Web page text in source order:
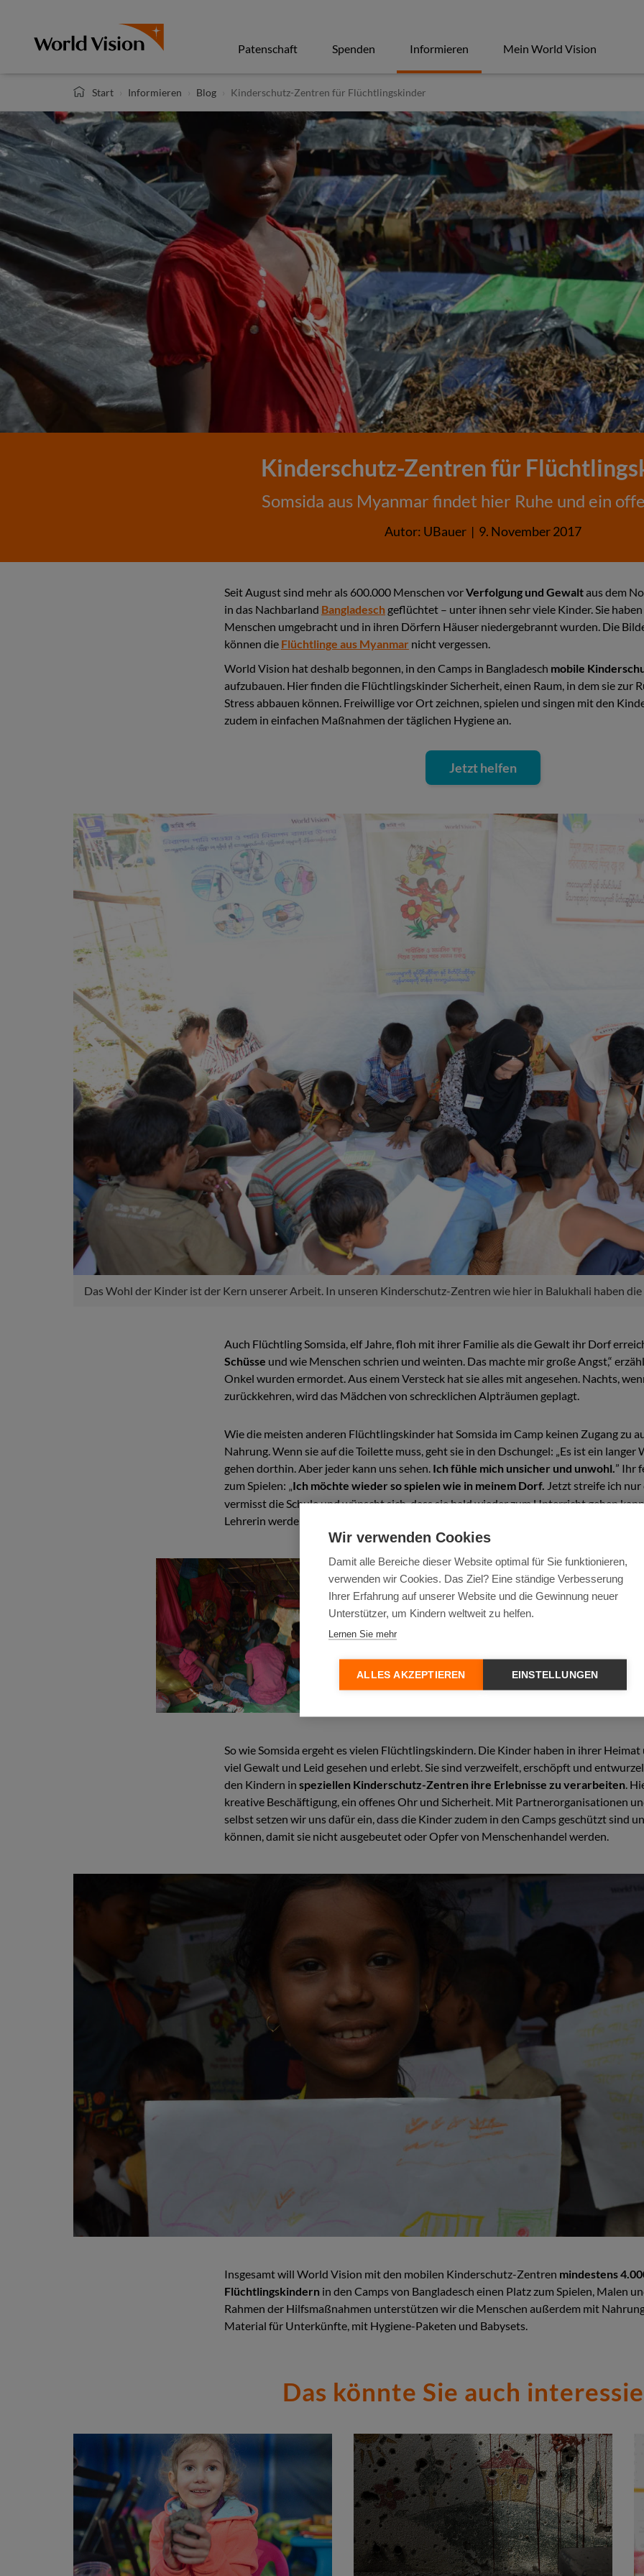
Patenschaft Spenden Informieren Mein World Vision
Start Informieren Blog Kinderschutz-Zentren für Flüchtlingskinder
Kinderschutz-Zentren für
Somsida aus Myanmar findet hier Ruhe und ein
Autor: UBauer | 9. November 2017
Seit August sind mehr als 600.000 Menschen vorVerfolgung und Gewaltaus dem
in das Nachbarland Bangladesch geflüchtet – unter ihnen sehr viele Kinder. Sie
Menschen umgebracht und in ihren Dörfern Häuser niedergebrannt wurden. Die
können die Flüchtlinge aus Myanmar nicht vergessen.
World Vision hat deshalb begonnen, in den Camps in Bangladesch mobile
aufzubauen. Hier finden die Flüchtlingskinder Sicherheit, einen Raum, in dem sie zur
Stress abbauen können. Freiwillige vor Ort zeichnen, spielen und singen mit den
zudem in einfachen Maßnahmen der täglichen Hygiene an.
Jetzt helfen
Previous
Das Wohl der Kinder ist der Kern unserer Arbeit. In unseren Kinderschutz-Zentren wie hier in Balukhali haben
Auch Flüchtling Somsida, elf Jahre, floh mit ihrer Familie als die Gewalt ihr Dorf
Schüsse und wie Menschen schrien und weinten. Das machte mir große Angst,“
Onkel wurden ermordet. Aus einem Versteck hat sie alles mit angesehen. Nachts,
zurückkehren, wird das Mädchen von schrecklichen Alpträumen geplagt.
Wie die meisten anderen Flüchtlingskinder hat Somsida im Camp keinen Zugang zu
Nahrung. Wenn sie auf die Toilette muss, geht sie in den Dschungel: „Es ist ein langer
gehen dorthin. Aber jeder kann uns sehen. Ich fühle mich unsicher und unwohl.” Ihr
zum Spielen: „Ich möchte wieder so spielen wie in meinem Dorf. Jetzt streife ich nur
vermisst die Schule und wünscht sich, dass sie bald wieder zum Unterricht gehen
Lehrerin werden. Ich gehe gern zur Schule“, sagt sie.
So wie Somsida ergeht es vielen Flüchtlingskindern. Die Kinder haben in ihrer
viel Gewalt und Leid gesehen und erlebt. Sie sind verzweifelt, erschöpft und
den Kindern in speziellen Kinderschutz-Zentren ihre Erlebnisse zu verarbeiten.
kreative Beschäftigung, ein offenes Ohr und Sicherheit. Mit Partnerorganisationen
selbst setzen wir uns dafür ein, dass die Kinder zudem in den Camps geschützt sind
können, damit sie nicht ausgebeutet oder Opfer von Menschenhandel werden.
Insgesamt will World Vision mit den mobilen Kinderschutz-Zentren mindestens
Flüchtlingskindern in den Camps von Bangladesch einen Platz zum Spielen, Malen
Rahmen der Hilfsmaßnahmen unterstützen wir die Menschen außerdem mit
Material für Unterkünfte, mit Hygiene-Paketen und Babysets.
Das könnte Sie auch
Wir verwenden Cookies
Damit alle Bereiche dieser Website optimal für Sie funktionieren,
verwenden wir Cookies. Das Ziel? Eine ständige Verbesserung
Ihrer Erfahrung auf unserer Website und die Gewinnung neuer
Unterstützer, um Kindern weltweit zu helfen.
Lernen Sie mehr
ALLES AKZEPTIEREN EINSTELLUNGEN